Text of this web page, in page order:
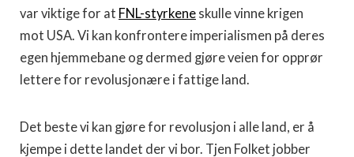
var viktige for at FNL-styrkene skulle vinne krigen
mot USA. Vi kan konfrontere imperialismen på deres
egen hjemmebane og dermed gjøre veien for opprør
lettere for revolusjonære i fattige land.
Det beste vi kan gjøre for revolusjon i alle land, er å
kjempe i dette landet der vi bor. Tjen Folket jobber